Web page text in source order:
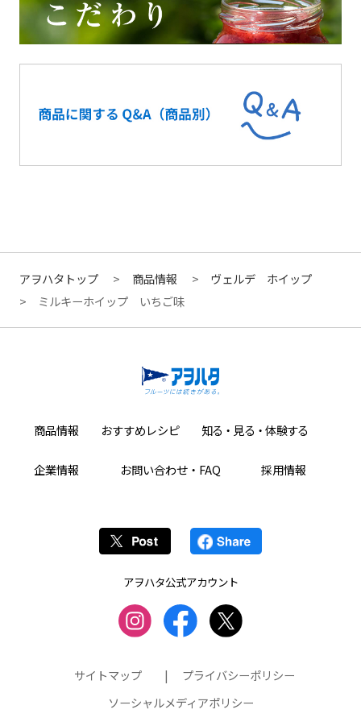
アヲハタトップ 商品情報
ヴェルデ ホイップ
ミルキーホイップ いちご味
商品情報 おすすめレシピ 知る・見る・体験する
企業情報 お問い合わせ・FAQ 採用情報
アヲハタ公式アカウント
サイトマップ |
プライバシーポリシー
ソーシャルメディアポリシー